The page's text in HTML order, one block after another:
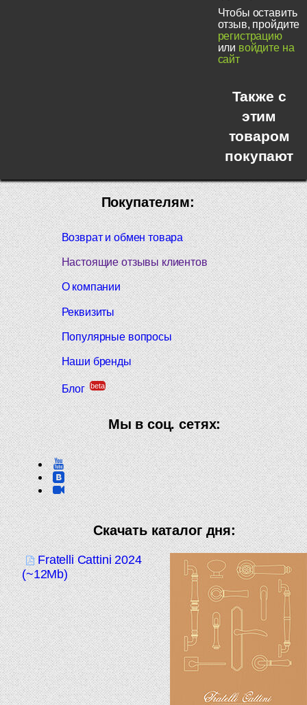
Чтобы оставить
отзыв, пройдите
регистрацию
или войдите на
сайт
Также с
этим
товаром
покупают
Покупателям:
Возврат и обмен товара
Настоящие отзывы клиентов
О компании
Реквизиты
Популярные вопросы
Наши бренды
Блог beta
Мы в соц. сетях:
Скачать каталог дня:
Fratelli Cattini 2024
(~12Mb)